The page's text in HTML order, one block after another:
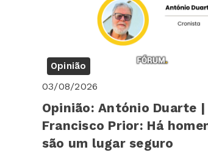
Opinião
03/08/2026
Opinião: António Duarte |
Francisco Prior: Há
são um lugar seguro